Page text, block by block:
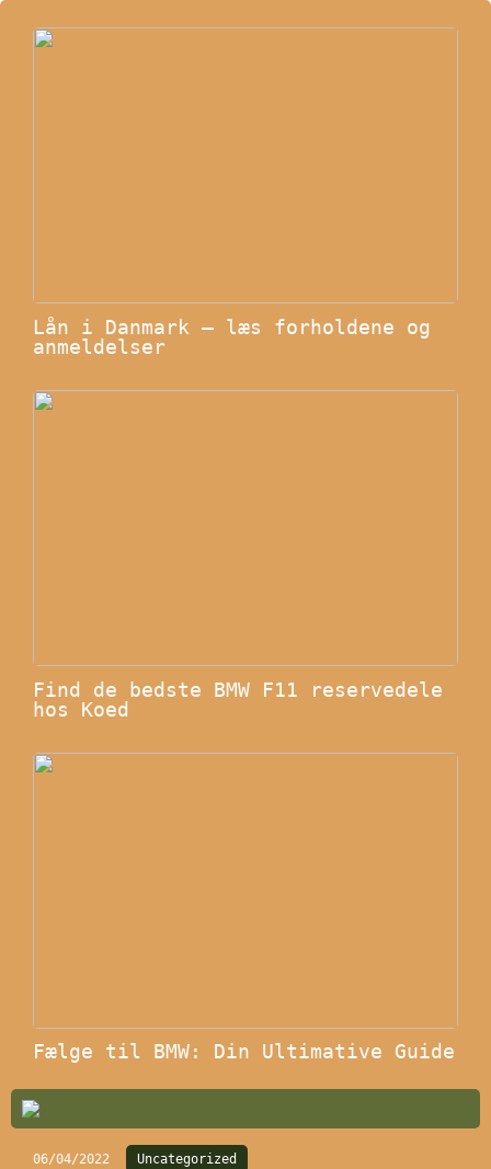
Lån i Danmark – læs forholdene og
anmeldelser
Find de bedste BMW F11 reservedele
hos Koed
Fælge til BMW: Din Ultimative Guide
06/04/2022 Uncategorized